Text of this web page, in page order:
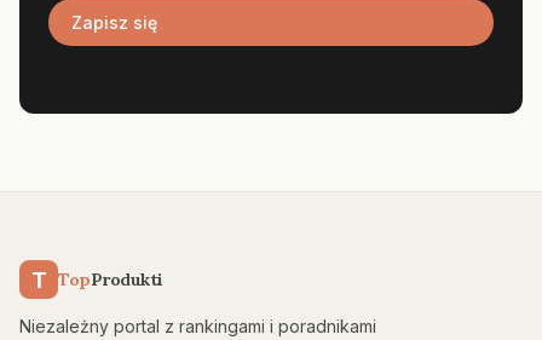
Zapisz się
T TopProdukti
Niezależny portal z rankingami i poradnikami